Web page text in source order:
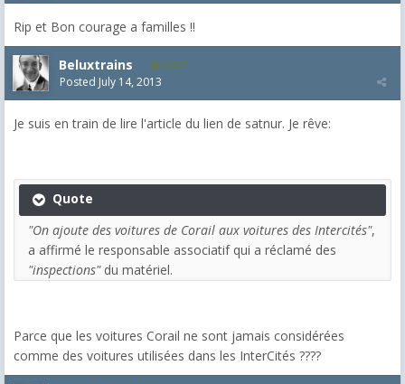
Rip et Bon courage a familles !!
Beluxtrains 1,557
Posted July 14, 2013
Je suis en train de lire l'article du lien de satnur. Je rêve:
Quote
"On ajoute des voitures de Corail aux voitures des Intercités",
a affirmé le responsable associatif qui a réclamé des
"inspections"du matériel.
Parce que les voitures Corail ne sont jamais considérées
comme des voitures utilisées dans les InterCités ????